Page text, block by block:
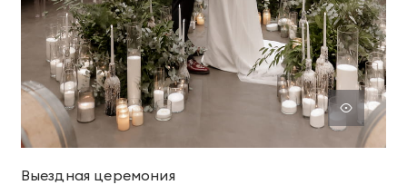
Выездная церемония